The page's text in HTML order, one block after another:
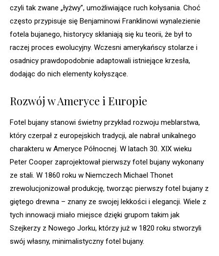
czyli tak zwane „łyżwy”, umożliwiające ruch kołysania. Choć
często przypisuje się Benjaminowi Franklinowi wynalezienie
fotela bujanego, historycy skłaniają się ku teorii, że był to
raczej proces ewolucyjny. Wczesni amerykańscy stolarze i
osadnicy prawdopodobnie adaptowali istniejące krzesła,
dodając do nich elementy kołyszące.
Rozwój w Ameryce i Europie
Fotel bujany stanowi świetny przykład rozwoju meblarstwa,
który czerpał z europejskich tradycji, ale nabrał unikalnego
charakteru w Ameryce Północnej. W latach 30. XIX wieku
Peter Cooper zaprojektował pierwszy fotel bujany wykonany
ze stali. W 1860 roku w Niemczech Michael Thonet
zrewolucjonizował produkcję, tworząc pierwszy fotel bujany z
giętego drewna – znany ze swojej lekkości i elegancji. Wiele z
tych innowacji miało miejsce dzięki grupom takim jak
Szejkerzy z Nowego Jorku, którzy już w 1820 roku stworzyli
swój własny, minimalistyczny fotel bujany.